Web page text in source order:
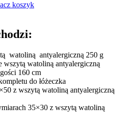
koszyk
watoliną antyalergiczną 250 g
wszytą watoliną antyalergiczną
160 cm
do łóżeczka
z wszytą watoliną antyalergiczną
35×30 z wszytą watoliną